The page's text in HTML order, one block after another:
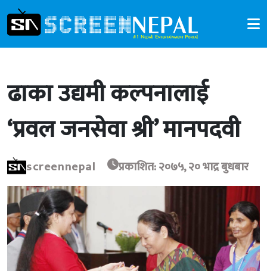
ढाका उद्यमी कल्पनालाई
‘प्रवल जनसेवा श्री’ मानपदवी
screennepal प्रकाशित: २०७५, २० भाद्र बुधबार